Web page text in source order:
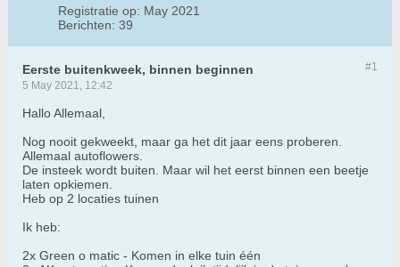
Registratie op: May 2021
Berichten: 39
#1
Eerste buitenkweek, binnen beginnen
5 May 2021, 12:42
Hallo Allemaal,
Nog nooit gekweekt, maar ga het dit jaar eens proberen.
Allemaal autoflowers.
De insteek wordt buiten. Maar wil het eerst binnen een beetje
laten opkiemen.
Heb op 2 locaties tuinen
Ik heb:
2x Green o matic - Komen in elke tuin één